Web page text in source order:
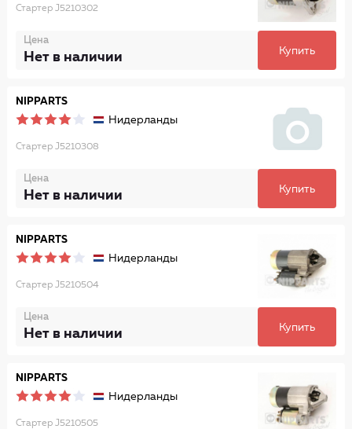
Стартер J5210302
Цена
Нет в наличии Купить
NIPPARTS
Нидерланды
Стартер J5210308
Цена
Нет в наличии Купить
NIPPARTS
Нидерланды
Стартер J5210504
Цена
Нет в наличии Купить
NIPPARTS
Нидерланды
Стартер J5210505